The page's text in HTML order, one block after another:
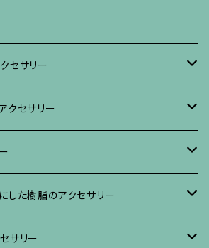
セサリー
クセサリー
した樹脂のアクセサリー
サリー